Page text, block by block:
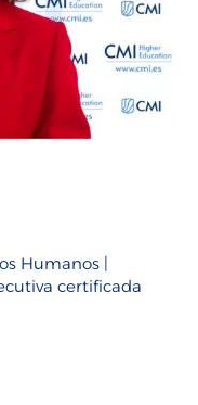
Humanos |
certificada